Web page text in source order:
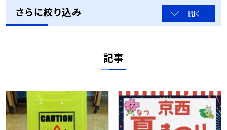
さらに絞り込み 開く
記事